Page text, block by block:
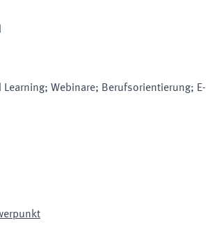
Webinare; Berufsorientierung; E-